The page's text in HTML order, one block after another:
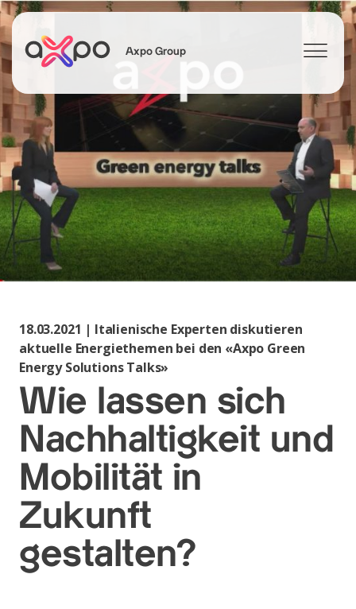
Axpo Group
Suchen
18.03.2021 | Italienische Experten diskutieren
aktuelle Energiethemen bei den «Axpo Green
Energy Solutions Talks»
Wie lassen sich
Nachhaltigkeit und
Mobilität in
Zukunft
gestalten?